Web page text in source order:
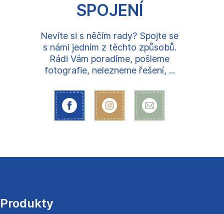
SPOJENÍ
Nevíte si s něčím rady? Spojte se
s námi jedním z těchto způsobů.
Rádi Vám poradíme, pošleme
fotografie, nelezneme řešení, ...
a
Produkty